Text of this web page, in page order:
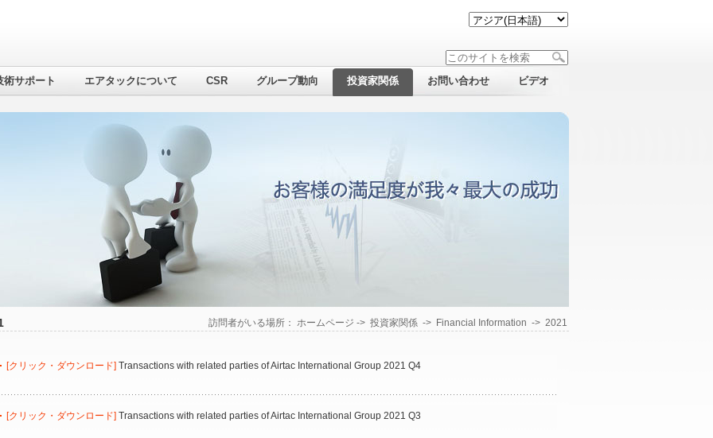
術サポート エアタックについて CSR グループ動向 投資家関係 お問い合わせ ビデオ
訪問者がいる場所： ホームページ -> 投資家関係-> Financial Information -> 2021
[クリック・ダウンロード] Transactions with related parties of Airtac International Group 2021 Q4
[クリック・ダウンロード] Transactions with related parties of Airtac International Group 2021 Q3